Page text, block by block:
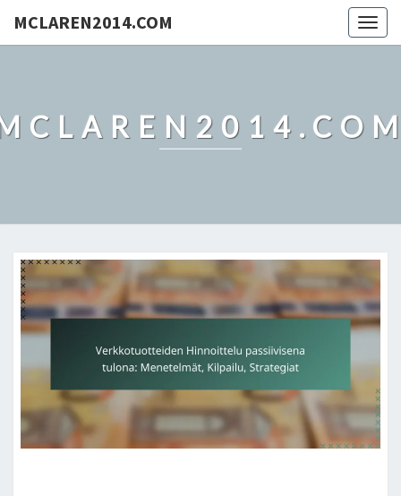
MCLAREN2014.COM